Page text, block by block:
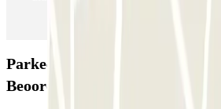
Parkeergarage SABA Plaza
Beoordelingen